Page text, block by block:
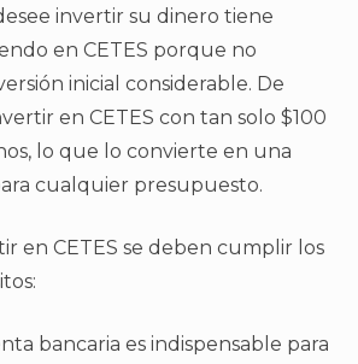
invertir su dinero tiene
en CETES porque no
inicial considerable. De
en CETES con tan solo $100
lo que lo convierte en una
cualquier presupuesto.
en CETES se deben cumplir los
bancaria es indispensable para